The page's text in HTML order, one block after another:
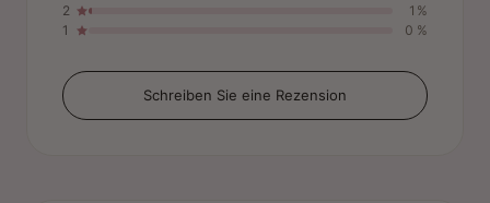
die Einwirkzeit zu verkürzen, um weitere Schäden zu
vermeiden.
2
1%
1
0 %
Schreiben Sie eine Rezension